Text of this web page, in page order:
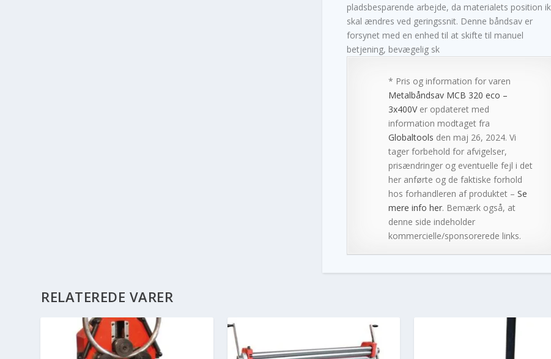
pladsbesparende arbejde, da materialets position
skal ændres ved geringssnit. Denne båndsav er
forsynet med en enhed til at skifte til manuel
betjening, bevægelig sk
* Pris og information for varen
Metalbåndsav MCB 320 eco –
3x400Ver opdateret med
information modtaget fra
Globaltools den maj 26, 2024. Vi
tager forbehold for afvigelser,
prisændringer og eventuelle fejl i det
her anførte og de faktiske forhold
hos forhandleren af produktet – Se
mere info her. Bemærk også, at
denne side indeholder
kommercielle/sponsorerede links.
RELATEREDE VARER